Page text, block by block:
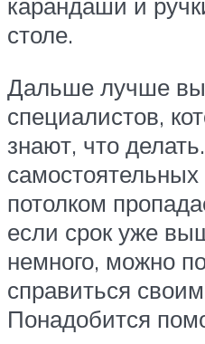
столе.
Дальше лучше
специалистов,
знают, что
потолком
если срок уже
немного, можно
справиться
Понадобится